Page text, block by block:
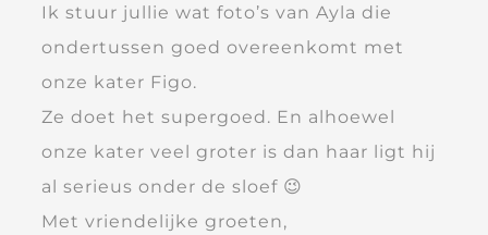
Ik stuur jullie wat foto’s van Ayla die
ondertussen goed overeenkomt met
onze kater Figo.
Ze doet het supergoed. En alhoewel
onze kater veel groter is dan haar ligt hij
al serieus onder de sloef 😉
Met vriendelijke groeten,